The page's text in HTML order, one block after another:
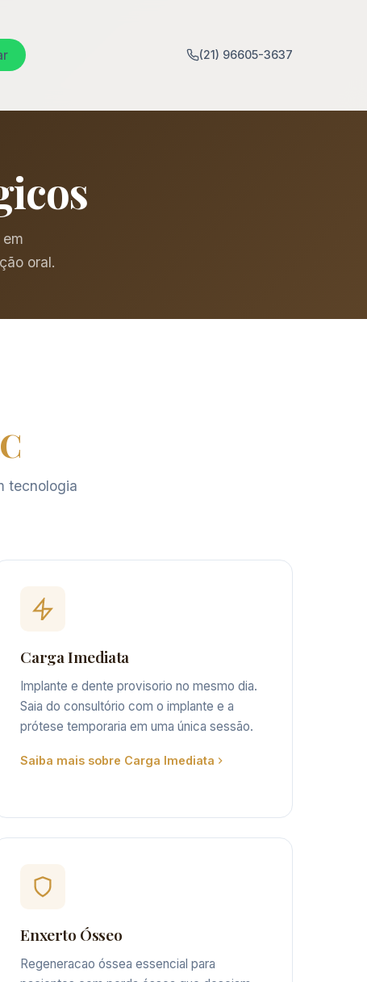
(21) 96605-3637
oral.
tecnologia
Carga Imediata
Implante e dente provisorio no mesmo dia.
Saia do consultório com o implante e a
prótese temporaria em uma única sessão.
Saiba mais sobre Carga Imediata
Enxerto Ósseo
Regeneracao óssea essencial para